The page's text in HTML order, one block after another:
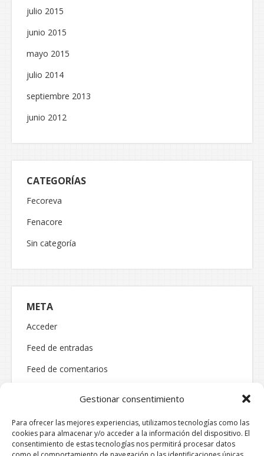
Gestionar consentimiento
Para ofrecer las mejores experiencias, utilizamos tecnologías como las
cookies para almacenar y/o acceder a la información del dispositivo. El
consentimiento de estas tecnologías nos permitirá procesar datos
julio 2015
junio 2015
mayo 2015
julio 2014
septiembre 2013
junio 2012
CATEGORÍAS
Fecoreva
Fenacore
Sin categoría
META
Acceder
Feed de entradas
Feed de comentarios